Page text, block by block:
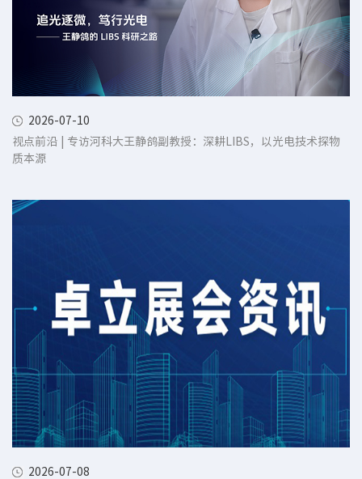
2026-07-10
视点前沿 | 专访河科大王静鸽副教授：深耕LIBS，以光电技术探物
质本源
2026-07-08